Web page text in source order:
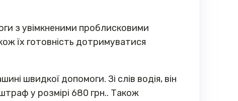
з увімкненими проблисковими
їх готовність дотримуватися
швидкої допомоги. Зі слів водія, він
у розмірі 680 грн.. Також